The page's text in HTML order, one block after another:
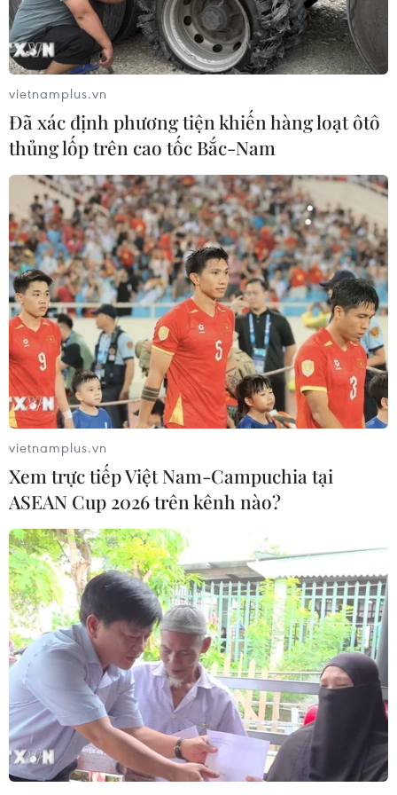
Ba Lan thảo luận việc thành lập căn
cứ quân sự thường trực với Mỹ
Liên hợp quốc: Xung đột Ukraine trải
qua tháng đẫm máu nhất
05/08/2026 23:47
Đức điều tra vụ UAV gắn thuốc nổ
xuất hiện tại sân bay
05/08/2026 23:43
Bất ổn địa chính trị kìm hãm tăng
trưởng Eurozone
05/08/2026 22:59
Tổng thống Nga thay đổi vị
trí các chỉ huy tại mặt trận Ukraine
05/08/2026 15:26
Đâm dao ở trung tâm London, một
nữ nghi phạm bị bắt giữ
05/08/2026 15:07
Nhiều chuyến bay tại Đức chuyển
vietnamplus.vn
Đã xác định phương tiện khiến hàng loạt ôtô
thủng lốp trên cao tốc Bắc-Nam
vietnamplus.vn
Xem trực tiếp Việt Nam-Campuchia tại
ASEAN Cup 2026 trên kênh nào?